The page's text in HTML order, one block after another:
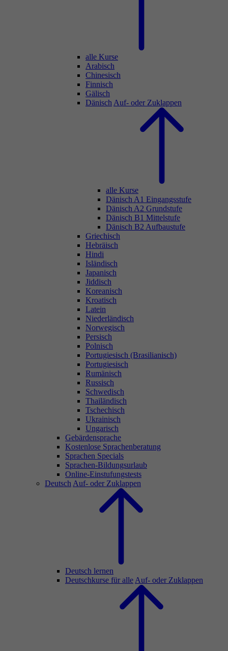
alle Kurse
Arabisch
Chinesisch
Finnisch
Gälisch
Dänisch Auf- oder Zuklappen
alle Kurse
Dänisch A1 Eingangsstufe
Dänisch A2 Grundstufe
Dänisch B1 Mittelstufe
Dänisch B2 Aufbaustufe
Griechisch
Hebräisch
Hindi
Isländisch
Japanisch
Jiddisch
Koreanisch
Kroatisch
Latein
Niederländisch
Norwegisch
Persisch
Polnisch
Portugiesisch (Brasilianisch)
Portugiesisch
Rumänisch
Russisch
Schwedisch
Thailändisch
Tschechisch
Ukrainisch
Ungarisch
Gebärdensprache
Kostenlose Sprachenberatung
Sprachen Specials
Sprachen-Bildungsurlaub
Online-Einstufungstests
Deutsch Auf- oder Zuklappen
Deutsch lernen
Deutschkurse für alle Auf- oder Zuklappen